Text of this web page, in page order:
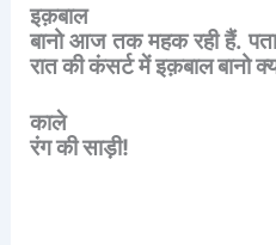
इक़बाल
बानो आज तक महक रही हैं.पता
रातकीकंसर्टमेंइक़बालबानो
काले
रंगकीसाड़ी!